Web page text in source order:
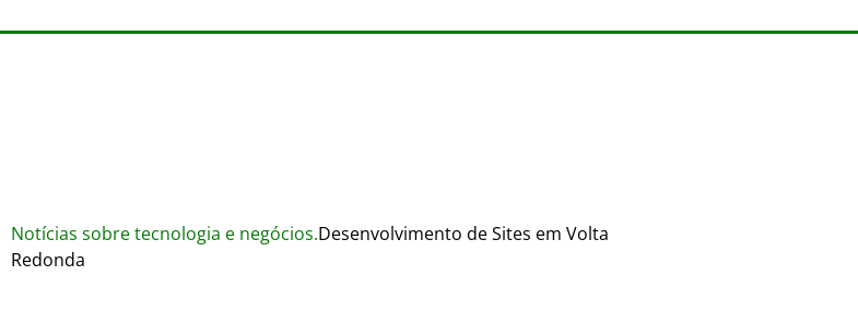
Notícias sobre tecnologia e negócios.Desenvolvimento de Sites em Volta
Redonda